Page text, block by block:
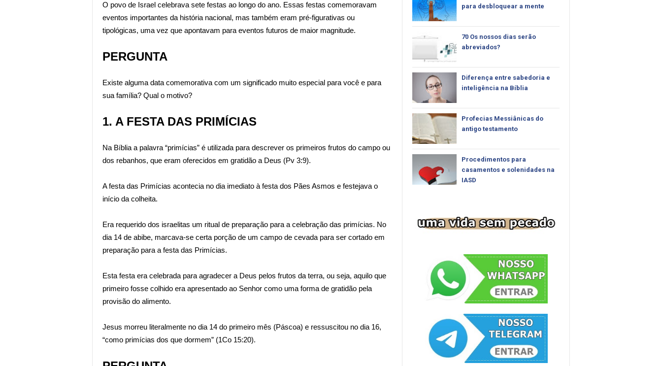
O povo de Israel celebrava sete festas ao longo do ano. Essas festas comemoravam
eventos importantes da história nacional, mas também eram pré-figurativas ou
tipológicas, uma vez que apontavam para eventos futuros de maior magnitude.
PERGUNTA
Existe alguma data comemorativa com um significado muito especial para você e para
sua família? Qual o motivo?
1. A FESTA DAS PRIMÍCIAS
Na Bíblia a palavra “primícias” é utilizada para descrever os primeiros frutos do campo ou
dos rebanhos, que eram oferecidos em gratidão a Deus (Pv 3:9).
A festa das Primícias acontecia no dia imediato à festa dos Pães Asmos e festejava o
início da colheita.
Era requerido dos israelitas um ritual de preparação para a celebração das primícias. No
dia 14 de abibe, marcava-se certa porção de um campo de cevada para ser cortado em
preparação para a festa das Primícias.
Esta festa era celebrada para agradecer a Deus pelos frutos da terra, ou seja, aquilo que
primeiro fosse colhido era apresentado ao Senhor como uma forma de gratidão pela
provisão do alimento.
Jesus morreu literalmente no dia 14 do primeiro mês (Páscoa) e ressuscitou no dia 16,
“como primícias dos que dormem” (1Co 15:20).
para desbloquear a mente
70 Os nossos dias serão
abreviados?
Diferença entre sabedoria e
inteligência na Bíblia
Profecias Messiânicas do
antigo testamento
Procedimentos para
casamentos e solenidades na
IASD